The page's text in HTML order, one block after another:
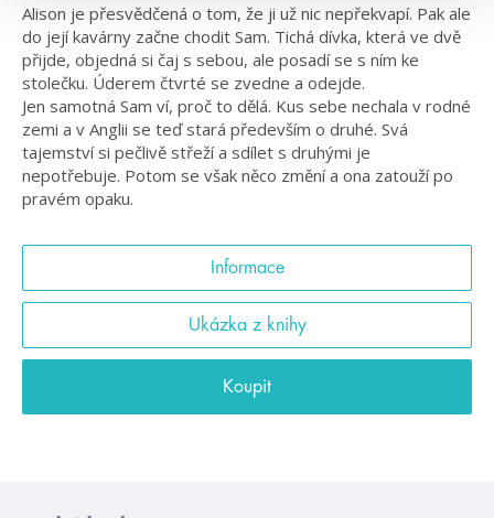
Alison je přesvědčená o tom, že ji už nic nepřekvapí. Pak ale
do její kavárny začne chodit Sam. Tichá dívka, která ve dvě
přijde, objedná si čaj s sebou, ale posadí se s ním ke
stolečku. Úderem čtvrté se zvedne a odejde.
Jen samotná Sam ví, proč to dělá. Kus sebe nechala v rodné
zemi a v Anglii se teď stará především o druhé. Svá
tajemství si pečlivě střeží a sdílet s druhými je
nepotřebuje. Potom se však něco změní a ona zatouží po
pravém opaku.
Informace
Ukázka z knihy
Koupit